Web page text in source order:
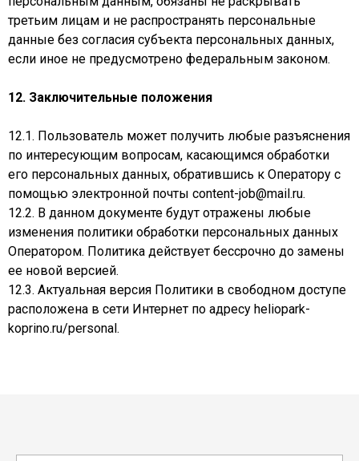
третьим лицам и не распространять персональные
данные без согласия субъекта персональных данных,
если иное не предусмотрено федеральным законом.
12. Заключительные положения
12.1. Пользователь может получить любые разъяснения
по интересующим вопросам, касающимся обработки
его персональных данных, обратившись к Оператору с
помощью электронной почты content-job@mail.ru.
12.2. В данном документе будут отражены любые
изменения политики обработки персональных данных
Оператором. Политика действует бессрочно до замены
ее новой версией.
12.3. Актуальная версия Политики в свободном доступе
расположена в сети Интернет по адресу heliopark-
koprino.ru/personal.